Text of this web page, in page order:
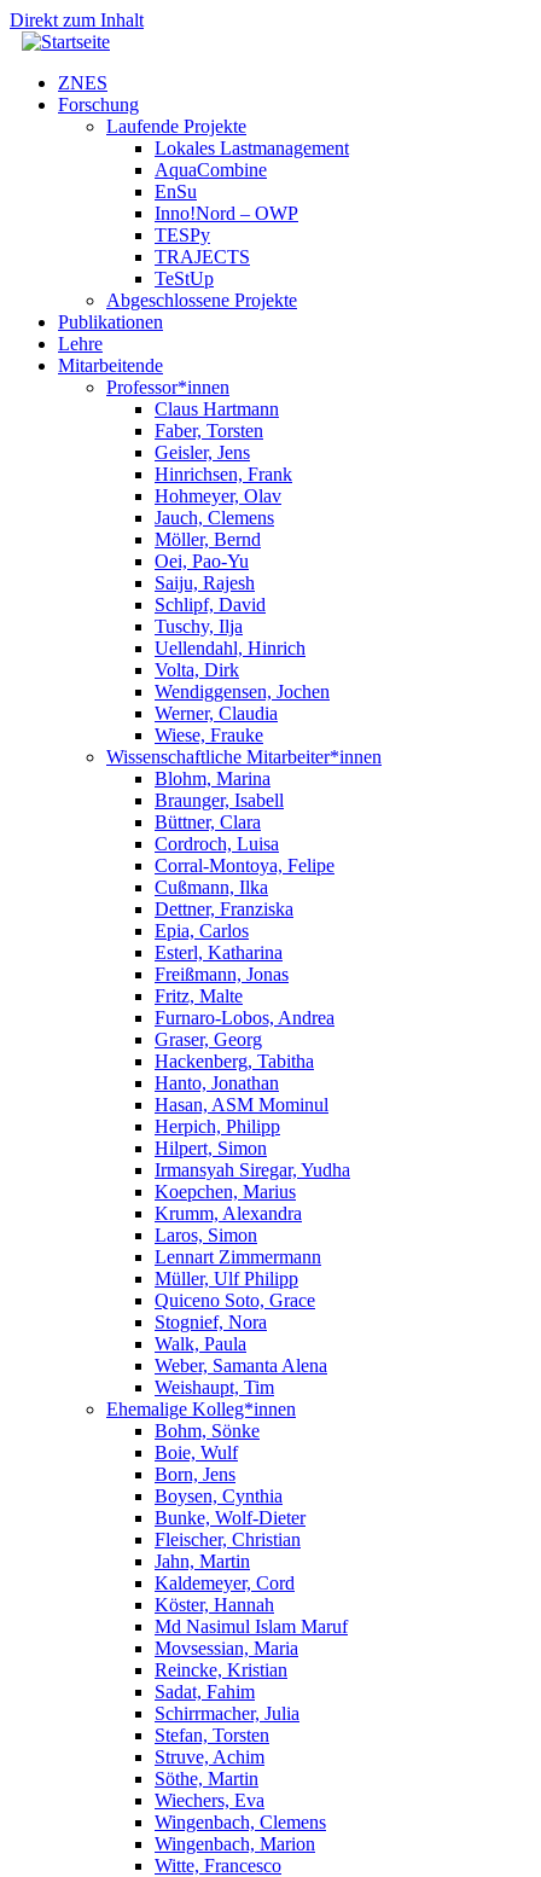
Direkt zum Inhalt
ZNES
Forschung
Laufende Projekte
Lokales Lastmanagement
AquaCombine
EnSu
Inno!Nord – OWP
TESPy
TRAJECTS
TeStUp
Abgeschlossene Projekte
Publikationen
Lehre
Mitarbeitende
Professor*innen
Claus Hartmann
Faber, Torsten
Geisler, Jens
Hinrichsen, Frank
Hohmeyer, Olav
Jauch, Clemens
Möller, Bernd
Oei, Pao-Yu
Saiju, Rajesh
Schlipf, David
Tuschy, Ilja
Uellendahl, Hinrich
Volta, Dirk
Wendiggensen, Jochen
Werner, Claudia
Wiese, Frauke
Wissenschaftliche Mitarbeiter*innen
Blohm, Marina
Braunger, Isabell
Büttner, Clara
Cordroch, Luisa
Corral-Montoya, Felipe
Cußmann, Ilka
Dettner, Franziska
Epia, Carlos
Esterl, Katharina
Freißmann, Jonas
Fritz, Malte
Furnaro-Lobos, Andrea
Graser, Georg
Hackenberg, Tabitha
Hanto, Jonathan
Hasan, ASM Mominul
Herpich, Philipp
Hilpert, Simon
Irmansyah Siregar, Yudha
Koepchen, Marius
Krumm, Alexandra
Laros, Simon
Lennart Zimmermann
Müller, Ulf Philipp
Quiceno Soto, Grace
Stognief, Nora
Walk, Paula
Weber, Samanta Alena
Weishaupt, Tim
Ehemalige Kolleg*innen
Bohm, Sönke
Boie, Wulf
Born, Jens
Boysen, Cynthia
Bunke, Wolf-Dieter
Fleischer, Christian
Jahn, Martin
Kaldemeyer, Cord
Köster, Hannah
Md Nasimul Islam Maruf
Movsessian, Maria
Reincke, Kristian
Sadat, Fahim
Schirrmacher, Julia
Stefan, Torsten
Struve, Achim
Söthe, Martin
Wiechers, Eva
Wingenbach, Clemens
Wingenbach, Marion
Witte, Francesco